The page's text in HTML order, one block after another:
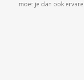
moet je dan ook